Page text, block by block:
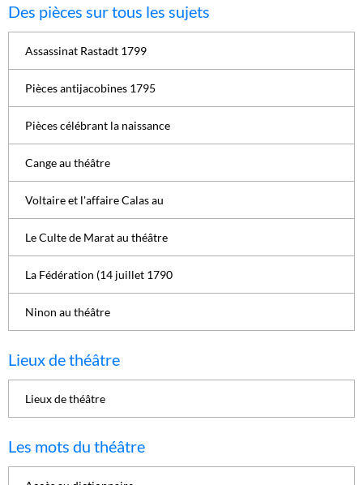
Des pièces sur tous les sujets
Assassinat Rastadt 1799
Pièces antijacobines 1795
Pièces célébrant la naissance
Cange au théâtre
Voltaire et l'affaire Calas au
Le Culte de Marat au théâtre
La Fédération (14 juillet 1790
Ninon au théâtre
Lieux de théâtre
Lieux de théâtre
Les mots du théâtre